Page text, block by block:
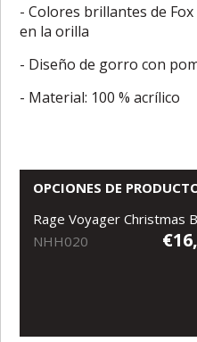
- Colores brillantes de
en la orilla
- Diseño de gorro con
- Material: 100 % acrílico
OPCIONES DE
Rage Voyager Christmas
NHH020